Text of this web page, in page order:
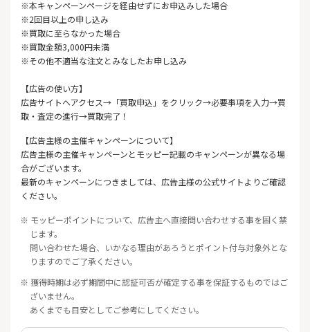
※本キャンペーンページを経由せずにお申込みした場合
※2回目以上の申し込み
※買取に至らなかった場合
※買取金額3,000円未満
※その他不適当な注文とみなしたお申し込み
【広告の使い方】
広告サイトへアクセス→「買取申込」をクリック→必要事項を入力→買
取・査定の進行→買取完了！
【広告主様の主催キャンペーンについて】
広告主様の主催キャンペーンとモッピー記載のキャンペーンが異なる場
合がございます。
最新のキャンペーンにつきましては、広告主様の公式サイトよりご確認
ください。
※ モッピーポイントについて、広告主へ直接問い合わせする事を固く禁
じます。
問い合わせた場合、いかなる理由があろうとポイント付与対象外とな
りますのでご了承ください。
※ 獲得時期は必ず期間中に認証可否が確定する事を保証するものではご
ざいません。
あくまでも目安としてご参考にしてください。